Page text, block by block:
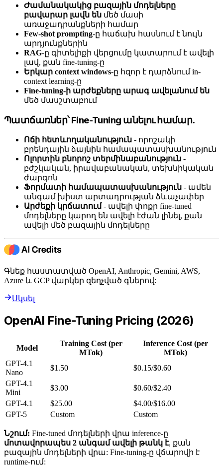
Ժամանակակից բազային մոդելները
բավարար լավն են մեծ մասի
առաջադրանքների համար
Few-shot prompting-ը հաճախ հասնում է նույն
արդյունքներին
RAG-ը գիտելիքի վերցումը կատարում է ավելի
լավ, քան fine-tuning-ը
Երկար context windows-ը հզոր է դարձնում in-
context learning-ը
Fine-tuning-ի արժեքները արագ ավելանում են
մեծ մասշտաբում
Պատճառներ՝ Fine-Tuning անելու համար.
Ոճի հետևողականություն - որոշակի
բրենդային ձայնին համապատասխանություն
Ոլորտին բնորոշ տերմինաբանություն -
բժշկական, իրավաբանական, տեխնիկական
ժարգոն
Ֆորմատի համապատասխանություն - ամեն
անգամ խիստ արտադրության ձևաչափեր
Արժեքի կրճատում- ավելի փոքր fine-tuned
մոդելները կարող են ավելի էժան լինել, քան
ավելի մեծ բազային մոդելները
Գնեք հաստատված OpenAI, Anthropic, Gemini, AWS,
Azure և GCP վարկեր զեղչված գներով:
Սկսել
OpenAI Fine-Tuning Pricing (2026)
Model
Training Cost (per
MTok)
Inference Cost (per
MTok)
GPT-4.1
Nano
$1.50
$0.15/$0.60
GPT-4.1
Mini
$3.00
$0.60/$2.40
GPT-4.1
$25.00
$4.00/$16.00
GPT-5
Custom Custom
Նշում: Fine-tuned մոդելների վրա inference-ը
մոտավորապես 2 անգամ ավելի թանկ է, քան
բազային մոդելների վրա: Fine-tuning-ը վճարովի է
runtime-ում: